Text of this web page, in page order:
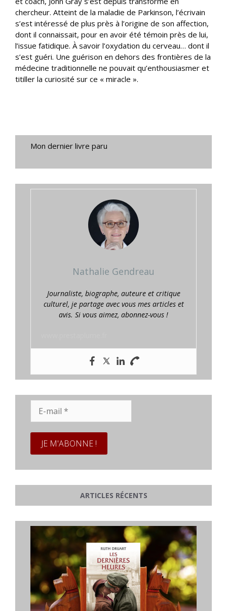
chercheur. Atteint de la maladie de Parkinson, l’écrivain
s’est intéressé de plus près à l’origine de son affection,
dont il connaissait, pour en avoir été témoin près de lui,
l’issue fatidique. À savoir l’oxydation du cerveau… dont il
s’est guéri. Une guérison en dehors des frontières de la
médecine traditionnelle ne pouvait qu’enthousiasmer et
titiller la curiosité sur ce « miracle ».
Mon dernier livre paru
Nathalie Gendreau
Journaliste, biographe, auteure et critique
culturel, je partage avec vous mes articles et
avis. Si vous aimez, abonnez-vous !
mail
ARTICLES RÉCENTS